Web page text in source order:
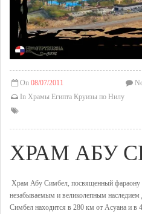
On 08/07/2011
In Храмы Египта Круизы по Нилу
ХРАМ АБУ
Храм Абу Симбел, посвященный фараону
незабываемым и великолепным
Симбел находится в 280 км от Асуана и в